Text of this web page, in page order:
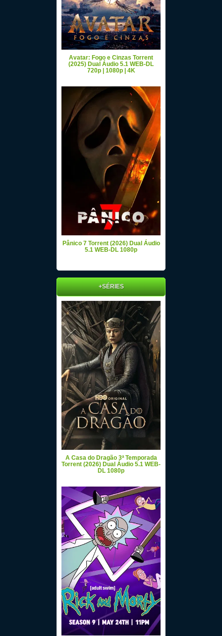
Avatar: Fogo e Cinzas Torrent
(2025) Dual Áudio 5.1 WEB-DL
720p | 1080p | 4K
Pânico 7 Torrent (2026) Dual Áudio
5.1 WEB-DL 1080p
+SÉRIES
A Casa do Dragão 3ª Temporada
Torrent (2026) Dual Áudio 5.1 WEB-
DL 1080p